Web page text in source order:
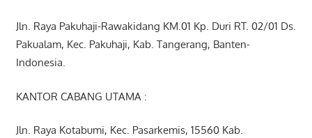
Jln. Raya Pakuhaji-Rawakidang KM.01 Kp. Duri RT. 02/01 Ds.
Pakualam, Kec. Pakuhaji, Kab. Tangerang, Banten-
Indonesia.
KANTOR CABANG UTAMA :
Jln. Raya Kotabumi, Kec. Pasarkemis, 15560 Kab.